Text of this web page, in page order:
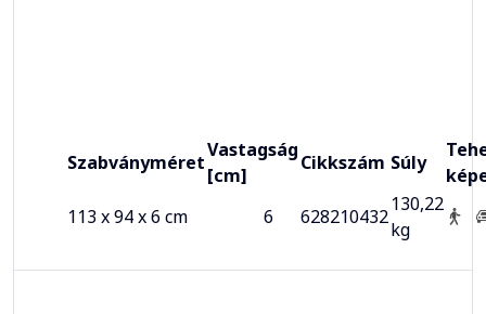
Szabványméret
Vastagság
[cm]
Cikkszám Súly
113 x 94 x 6 cm
6 628210432
130,22
kg